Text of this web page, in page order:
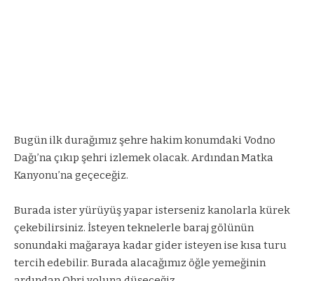
Bugün ilk durağımız şehre hakim konumdaki Vodno
Dağı’na çıkıp şehri izlemek olacak. Ardından Matka
Kanyonu’na geçeceğiz.
Burada ister yürüyüş yapar isterseniz kanolarla kürek
çekebilirsiniz. İsteyen teknelerle baraj gölünün
sonundaki mağaraya kadar gider isteyen ise kısa turu
tercih edebilir. Burada alacağımız öğle yemeğinin